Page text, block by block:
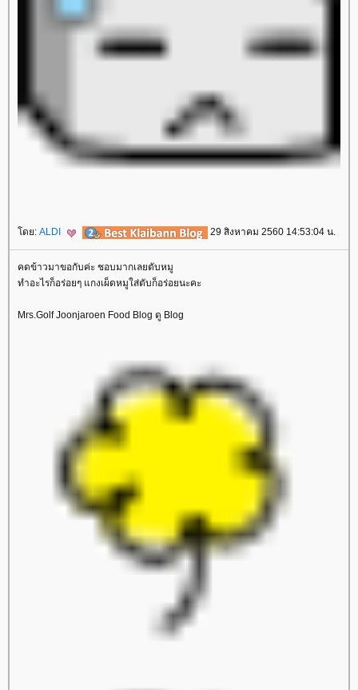
ดย: ALDI 29 สิงหาคม 2560 14:53:04 น.
คดข้าวมาขอกับค่ะ ชอบมากเลยตับหมู
ทำอะไรก็อร่อยๆ แกงเผ็ดหมูใส่ตับก็อร่อยนะคะ
Mrs.Golf Joonjaroen Food Blog ดู Blog